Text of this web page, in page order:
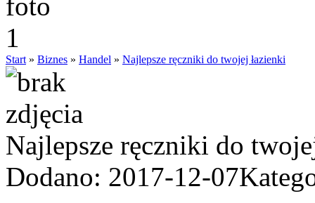
Start » Biznes » Handel » Najlepsze ręczniki do twojej łazienki
Najlepsze ręczniki do
Dodano: 2017-12-07